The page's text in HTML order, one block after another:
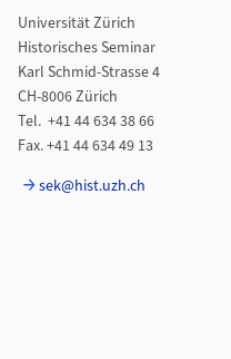
Universität Zürich
Historisches Seminar
Karl Schmid-Strasse 4
CH-8006 Zürich
Tel. +41 44 634 38 66
Fax. +41 44 634 49 13
sek@hist.uzh.ch